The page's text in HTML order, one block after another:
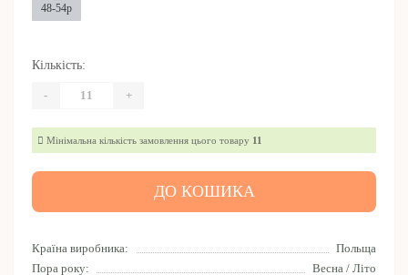
Країна виробника:
Польща
Пора року:
Весна / Літо
48-54р
Кількість:
- +
Мінімальна кількість замовлення цього товару 11
ДО КОШИКА